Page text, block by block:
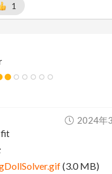
1
2024年
fit
(3.0 MB)